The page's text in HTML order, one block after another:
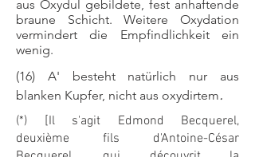
aus Oxydul gebildete, fest anhaftende
braune Schicht. Weitere Oxydation
vermindert die Empfindlichkeit ein
wenig.
(16) A' besteht natürlich nur aus
blanken Kupfer, nicht aus oxydirtem.
(*) [Il s'agit Edmond Becquerel,
deuxième fils d'Antoine-César